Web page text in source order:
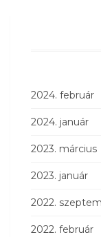
2024. február
2024. január
2023. március
2023. január
2022.
2022. február